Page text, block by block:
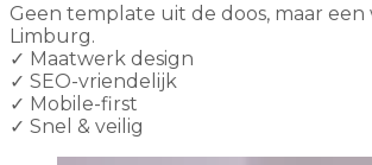
Geen template uit de doos, maar
Limburg.
✓ Maatwerk design
✓ SEO-vriendelijk
✓ Mobile-first
✓ Snel & veilig